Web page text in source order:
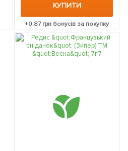
КУПИТИ
+0.87грн бонусів за покупку